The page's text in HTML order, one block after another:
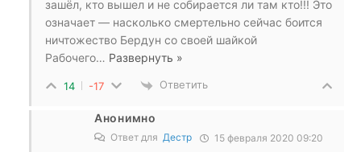
зашёл, кто вышел и не собирается ли там кто!!! Это
означает — насколько смертельно сейчас боится
ничтожество Бердун со своей шайкой
Рабочего… Развернуть »
14 -17 Ответить
Анонимно
Ответ для Дестр 15 февраля 2020 09:20